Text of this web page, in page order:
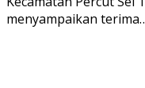
menyampaikan